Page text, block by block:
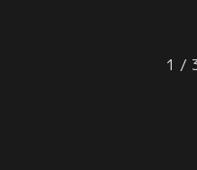
成金を守るために無謀な議事妨害を
敢行。オリヴィアは上院議長、副大
1